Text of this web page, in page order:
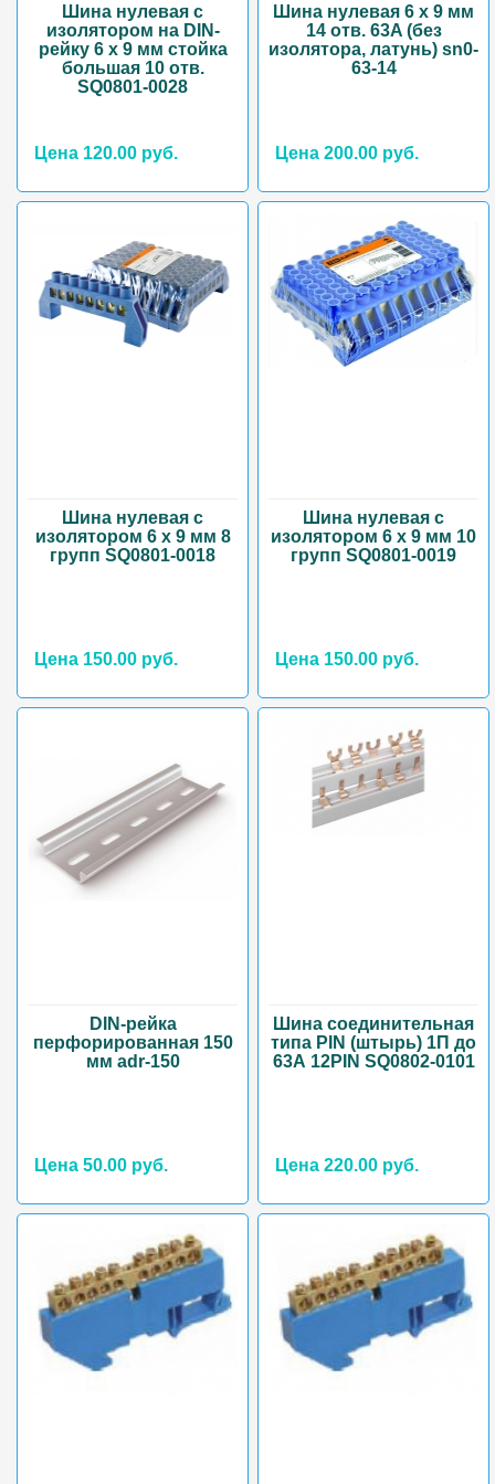
Шина нулевая с
изолятором на DIN-
рейку 6 x 9 мм стойка
большая 10 отв.
SQ0801-0028
Цена 120.00 руб.
Шина нулевая 6 х 9 мм
14 отв. 63A (без
изолятора, латунь) sn0-
63-14
Цена 200.00 руб.
Шина нулевая с
изолятором 6 х 9 мм 8
групп SQ0801-0018
Цена 150.00 руб.
Шина нулевая с
изолятором 6 х 9 мм 10
групп SQ0801-0019
Цена 150.00 руб.
DIN-рейка
перфорированная 150
мм adr-150
Цена 50.00 руб.
Шина соединительная
типа PIN (штырь) 1П до
63А 12PIN SQ0802-0101
Цена 220.00 руб.